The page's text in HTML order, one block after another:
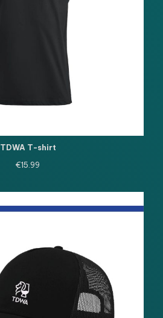
TDWA T-shirt
€15.99